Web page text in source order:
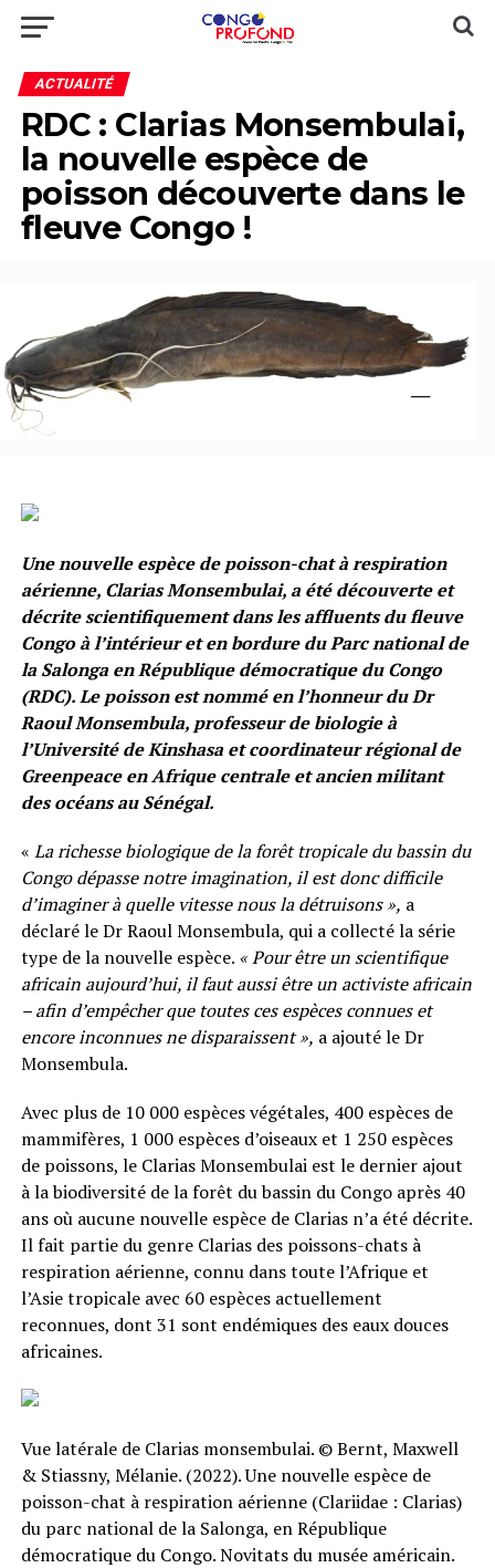
ACTUALITÉ
RDC : Clarias Monsembulai,
la nouvelle espèce de
poisson découverte dans le
fleuve Congo !
Une nouvelle espèce de poisson-chat à respiration
aérienne, Clarias Monsembulai, a été découverte et
décrite scientifiquement dans les affluents du fleuve
Congo à l’intérieur et en bordure du Parc national de
la Salonga en République démocratique du Congo
(RDC). Le poisson est nommé en l’honneur du Dr
Raoul Monsembula, professeur de biologie à
l’Université de Kinshasa et coordinateur régional de
Greenpeace en Afrique centrale et ancien militant
des océans au Sénégal.
« La richesse biologique de la forêt tropicale du bassin du
Congo dépasse notre imagination, il est donc difficile
d’imaginer à quelle vitesse nous la détruisons », a
déclaré le Dr Raoul Monsembula, qui a collecté la série
type de la nouvelle espèce. « Pour être un scientifique
africain aujourd’hui, il faut aussi être un activiste africain
– afin d’empêcher que toutes ces espèces connues et
encore inconnues ne disparaissent », a ajouté le Dr
Monsembula.
Avec plus de 10 000 espèces végétales, 400 espèces de
mammifères, 1 000 espèces d’oiseaux et 1 250 espèces
de poissons, le Clarias Monsembulai est le dernier ajout
à la biodiversité de la forêt du bassin du Congo après 40
ans où aucune nouvelle espèce de Clarias n’a été décrite.
Il fait partie du genre Clarias des poissons-chats à
respiration aérienne, connu dans toute l’Afrique et
l’Asie tropicale avec 60 espèces actuellement
reconnues, dont 31 sont endémiques des eaux douces
africaines.
Vue latérale de Clarias monsembulai. © Bernt, Maxwell
& Stiassny, Mélanie. (2022). Une nouvelle espèce de
poisson-chat à respiration aérienne (Clariidae : Clarias)
du parc national de la Salonga, en République
démocratique du Congo. Novitats du musée américain.